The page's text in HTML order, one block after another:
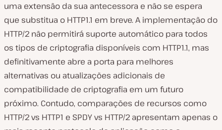
uma extensão da sua antecessora e não se espera
que substitua o HTTP1.1 em breve. A implementação do
HTTP/2 não permitirá suporte automático para todos
os tipos de criptografia disponíveis com HTTP1.1, mas
definitivamente abre a porta para melhores
alternativas ou atualizações adicionais de
compatibilidade de criptografia em um futuro
próximo. Contudo, comparações de recursos como
HTTP/2 vs HTTP1 e SPDY vs HTTP/2 apresentam apenas o